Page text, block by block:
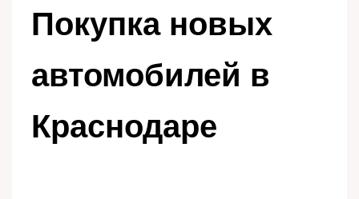
Покупка новых
автомобилей в
Краснодаре